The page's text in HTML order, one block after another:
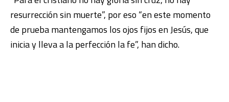
resurrección sin muerte”, por eso “en este momento
de prueba mantengamos los ojos fijos en Jesús, que
inicia y lleva a la perfección la fe”, han dicho.